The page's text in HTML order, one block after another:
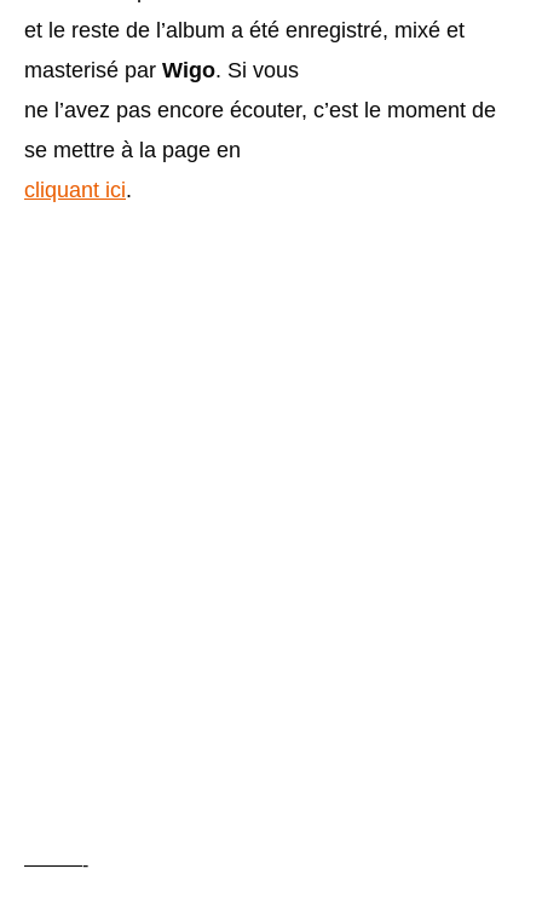
et le reste de l’album a été enregistré, mixé et
masterisé par Wigo. Si vous
ne l’avez pas encore écouter, c’est le moment de
se mettre à la page en
cliquant ici.
———-